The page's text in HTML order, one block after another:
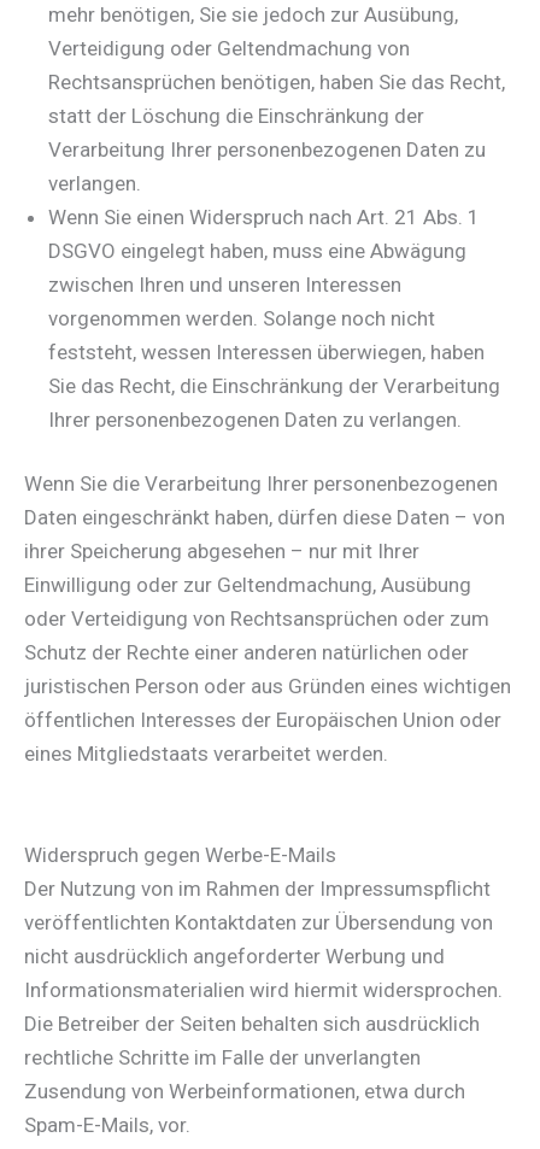
mehr benötigen, Sie sie jedoch zur Ausübung,
Verteidigung oder Geltendmachung von
Rechtsansprüchen benötigen, haben Sie das Recht,
statt der Löschung die Einschränkung der
Verarbeitung Ihrer personenbezogenen Daten zu
verlangen.
Wenn Sie einen Widerspruch nach Art. 21 Abs. 1
DSGVO eingelegt haben, muss eine Abwägung
zwischen Ihren und unseren Interessen
vorgenommen werden. Solange noch nicht
feststeht, wessen Interessen überwiegen, haben
Sie das Recht, die Einschränkung der Verarbeitung
Ihrer personenbezogenen Daten zu verlangen.
Wenn Sie die Verarbeitung Ihrer personenbezogenen
Daten eingeschränkt haben, dürfen diese Daten – von
ihrer Speicherung abgesehen – nur mit Ihrer
Einwilligung oder zur Geltendmachung, Ausübung
oder Verteidigung von Rechtsansprüchen oder zum
Schutz der Rechte einer anderen natürlichen oder
juristischen Person oder aus Gründen eines wichtigen
öffentlichen Interesses der Europäischen Union oder
eines Mitgliedstaats verarbeitet werden.
Widerspruch gegen Werbe-E-Mails
Der Nutzung von im Rahmen der Impressumspflicht
veröffentlichten Kontaktdaten zur Übersendung von
nicht ausdrücklich angeforderter Werbung und
Informationsmaterialien wird hiermit widersprochen.
Die Betreiber der Seiten behalten sich ausdrücklich
rechtliche Schritte im Falle der unverlangten
Zusendung von Werbeinformationen, etwa durch
Spam-E-Mails, vor.